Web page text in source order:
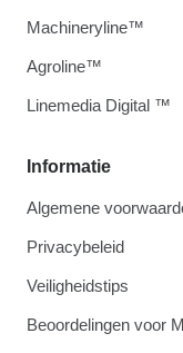
Informatie
Algemene
Privacybeleid
Veiligheidstips
Beoordelingen voor
Machineryline™
Agroline™
Linemedia Digital ™